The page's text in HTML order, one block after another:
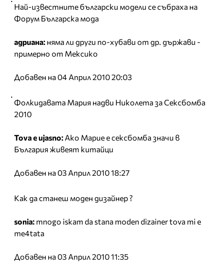
Най-известните български модели се събраха на
Форум Българска мода
адриана: няма ли други по-хубави от др. държави -
примерно от Мексико
Добавен на 04 Април 2010 20:03
Фолкидавата Мария надви Николета за Сексбомба
2010
Tova e ujasno: Ако Марие е сексбомба значи в
България живеят китайци
Добавен на 03 Април 2010 18:27
Как да станеш моден дизайнер ?
sonia: mnogo iskam da stana moden dizainer tova mi e
me4tata
Добавен на 03 Април 2010 11:35